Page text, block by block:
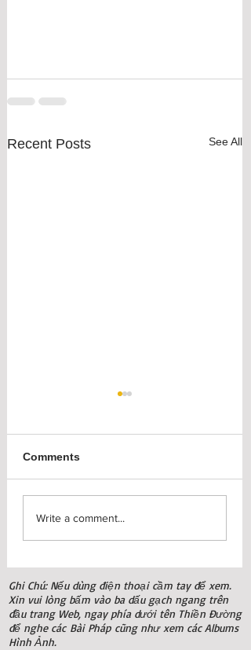
Recent Posts See All
2 Ngày 28-29/3/2026
Comments
Write a comment...
Ghi Chú: Nếu dùng điện thoại cầm tay để xem.
Xin vui lòng bấm vào ba dấu gạch ngang trên
đầu trang Web, ngay phía dưới tên Thiền Đường
để nghe các Bài Pháp cũng như xem các Albums
Hình Ảnh.